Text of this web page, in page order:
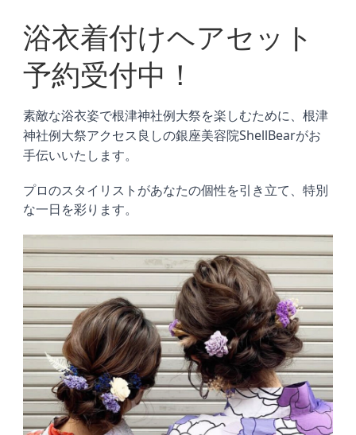
浴衣着付けヘアセット
予約受付中！
素敵な浴衣姿で根津神社例大祭を楽しむために、
根津
神社例大祭アクセス良しの銀座美容院ShellBearがお
手伝いいたします。
プロのスタイリストがあなたの個性を引き立て、特別
な一日を彩ります。